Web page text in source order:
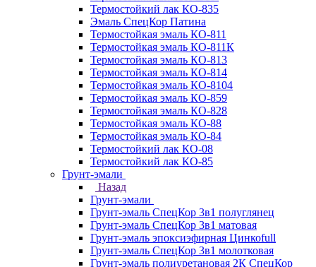
Термостойкий лак КО-835
Эмаль СпецКор Патина
Термостойкая эмаль КО-811
Термостойкая эмаль КО-811К
Термостойкая эмаль КО-813
Термостойкая эмаль КО-814
Термостойкая эмаль КО-8104
Термостойкая эмаль КО-859
Термостойкая эмаль КО-828
Термостойкая эмаль КО-88
Термостойкая эмаль КО-84
Термостойкий лак КО-08
Термостойкий лак КО-85
Грунт-эмали
Назад
Грунт-эмали
Грунт-эмаль СпецКор 3в1 полуглянец
Грунт-эмаль СпецКор 3в1 матовая
Грунт-эмаль эпоксиэфирная Цинкоfull
Грунт-эмаль СпецКор 3в1 молотковая
Грунт-эмаль полиуретановая 2К СпецКор